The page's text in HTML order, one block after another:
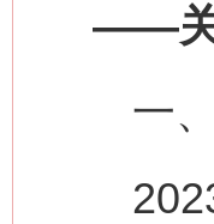
——关
一、
2023